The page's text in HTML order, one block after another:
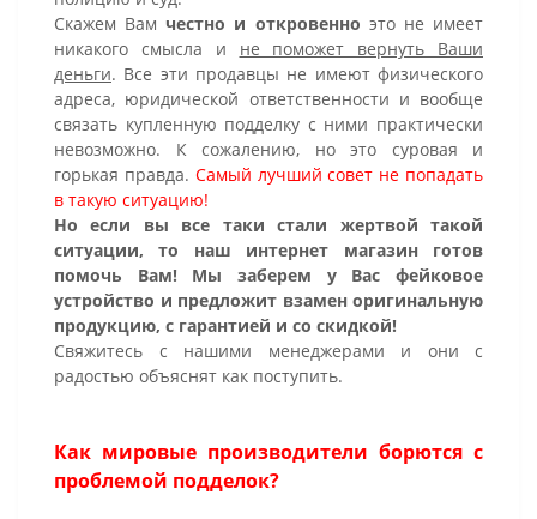
Скажем Вамчестно и откровенно это не имеет
никакого смысла и не поможет вернуть Ваши
деньги. Все эти продавцы не имеют физического
адреса, юридической ответственности и вообще
связать купленную подделку с ними практически
невозможно. К сожалению, но это суровая и
горькая правда. Самый лучший совет не попадать
в такую ситуацию!
Но если вы все таки стали жертвой такой
ситуации, то наш интернет магазин готов
помочь Вам! Мы заберем у Вас фейковое
устройство и предложит взамен оригинальную
продукцию, с гарантией и со скидкой!
Свяжитесь с нашими менеджерами и они с
радостью объяснят как поступить.
Как мировые производители борются с
проблемой подделок?